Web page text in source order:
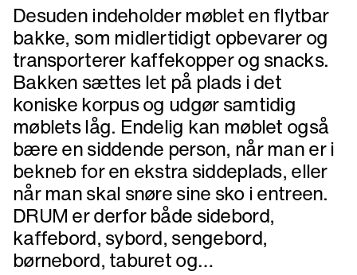
Desuden indeholder møblet en flytbar
bakke, som midlertidigt opbevarer og
transporterer kaffekopper og snacks.
Bakken sættes let på plads i det
koniske korpus og udgør samtidig
møblets låg. Endelig kan møblet også
bære en siddende person, når man er i
bekneb for en ekstra siddeplads, eller
når man skal snøre sine sko i entreen.
DRUM er derfor både sidebord,
kaffebord, sybord, sengebord,
børnebord, taburet og…